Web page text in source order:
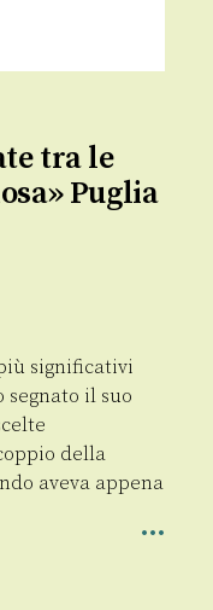
tra le
Puglia
significativi
il suo
della
aveva appena